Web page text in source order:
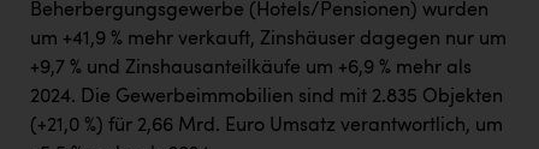
Beherbergungsgewerbe (Hotels/Pensionen) wurden
um +41,9 % mehr verkauft, Zinshäuser dagegen nur um
+9,7 % und Zinshausanteilkäufe um +6,9 % mehr als
2024. Die Gewerbeimmobilien sind mit 2.835 Objekten
(+21,0 %) für 2,66 Mrd. Euro Umsatz verantwortlich, um